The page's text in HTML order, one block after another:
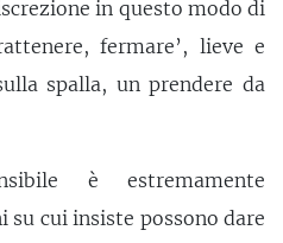
in questo modo di
fermare’, lieve e
spalla, un prendere da
è estremamente
su cui insiste possono dare